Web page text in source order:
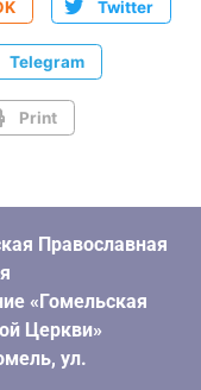
Twitter
Telegram
Print
Православная
«Гомельская
Церкви»
ул.